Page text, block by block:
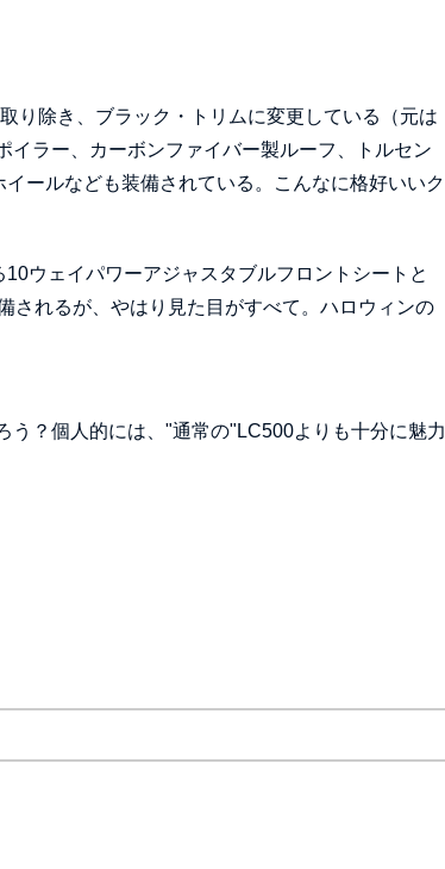
り除き、ブラック・トリムに変更している（元は
ラー、カーボンファイバー製ルーフ、トルセン
ールなども装備されている。こんなに格好いいク
ウェイパワーアジャスタブルフロントシートと
されるが、やはり見た目がすべて。ハロウィンの
う？個人的には、"通常の"LC500よりも十分に魅力